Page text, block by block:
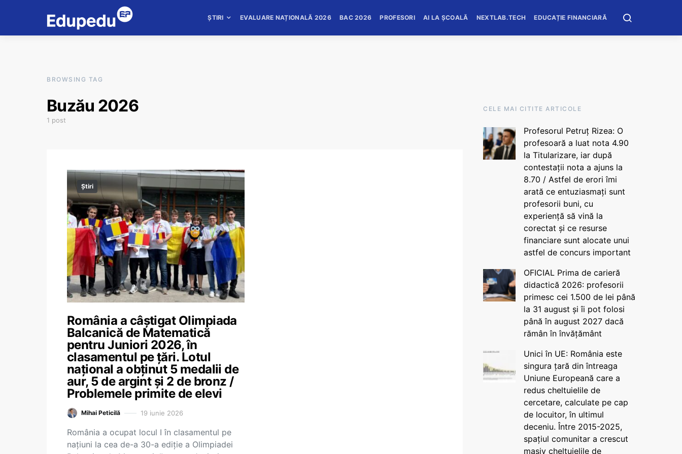
ȘTIRI EVALUARE NAȚIONALĂ 2026 BAC 2026 PROFESORI AI LA ȘCOALĂ NEXTLAB.TECH EDUCAȚIE FINANCIARĂ
BROWSING TAG
Buzău 2026
1 post
Știri
România a câștigat Olimpiada
Balcanică de Matematică
pentru Juniori 2026, în
clasamentul pe țări. Lotul
național a obținut 5 medalii de
aur, 5 de argint și 2 de bronz /
Problemele primite de elevi
Mihai Peticilă 19 iunie 2026
România a ocupat locul I în clasamentul pe
națiuni la cea de-a 30-a ediție a Olimpiadei
CELE MAI CITITE ARTICOLE
Profesorul Petruț Rizea: O
profesoară a luat nota 4.90
la Titularizare, iar după
contestații nota a ajuns la
8.70 / Astfel de erori îmi
arată ce entuziasmați sunt
profesorii buni, cu
experiență să vină la
corectat și ce resurse
financiare sunt alocate unui
astfel de concurs important
OFICIAL Prima de carieră
didactică 2026: profesorii
primesc cei 1.500 de lei până
la 31 august și îi pot folosi
până în august 2027 dacă
rămân în învățământ
Unici în UE: România este
singura țară din întreaga
Uniune Europeană care a
redus cheltuielile de
cercetare, calculate pe cap
de locuitor, în ultimul
deceniu. Între 2015-2025,
spațiul comunitar a crescut
masiv cheltuielile de